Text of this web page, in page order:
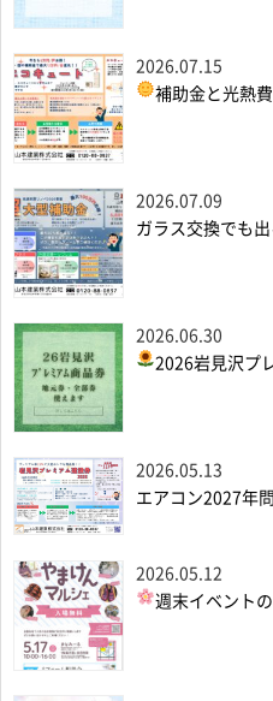
2026.07.15
補助金と光熱
2026.07.09
ガラス交換でも
2026.06.30
2026岩見沢プ
2026.05.13
エアコン2027年
2026.05.12
週末イベント